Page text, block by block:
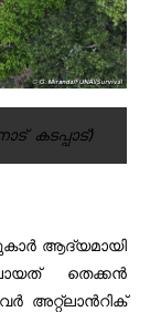
കടപ്പാട്)
ആദ്യമായി
തെക്കന്‍
അറ്റ്ലാന്‍റിക്